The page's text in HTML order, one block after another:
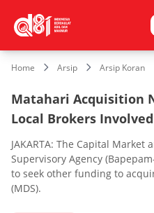
Home Arsip Arsip Koran
Matahari Acquisition
Local Brokers
JAKARTA: The Capital
Supervisory Agency
to seek other funding to
(MDS).